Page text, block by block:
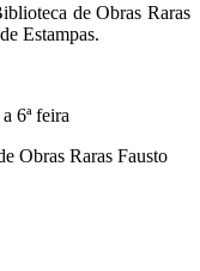
de Obras Raras
Estampas.
6ª feira
Obras Raras Fausto